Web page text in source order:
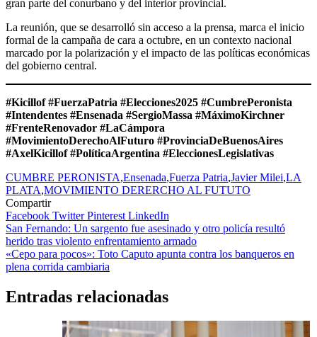
gran parte del conurbano y del interior provincial.
La reunión, que se desarrolló sin acceso a la prensa, marca el inicio
formal de la campaña de cara a octubre, en un contexto nacional
marcado por la polarización y el impacto de las políticas económicas
del gobierno central.
#Kicillof #FuerzaPatria #Elecciones2025 #CumbrePeronista
#Intendentes #Ensenada #SergioMassa #MáximoKirchner
#FrenteRenovador #LaCámpora
#MovimientoDerechoAlFuturo #ProvinciaDeBuenosAires
#AxelKicillof #PolíticaArgentina #EleccionesLegislativas
CUMBRE PERONISTA,Ensenada,Fuerza Patria,Javier Milei,LA
PLATA,MOVIMIENTO DERERCHO AL FUTUTO
Compartir
Facebook TwitterPinterest LinkedIn
Navegación
de
entradas
San Fernando: Un sargento fue asesinado y otro policía resultó
herido tras violento enfrentamiento armado
«Cepo para pocos»: Toto Caputo apunta contra los banqueros en
plena corrida cambiaria
Entradas relacionadas